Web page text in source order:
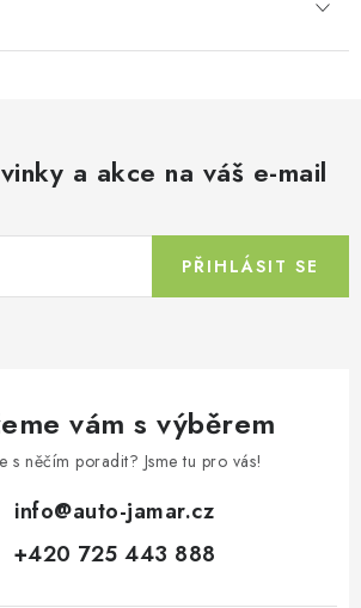
a akce na váš e-mail
PŘIHLÁSIT SE
vám s výběrem
s něčím poradit? Jsme tu pro vás!
info@auto-jamar.cz
+420 725 443 888